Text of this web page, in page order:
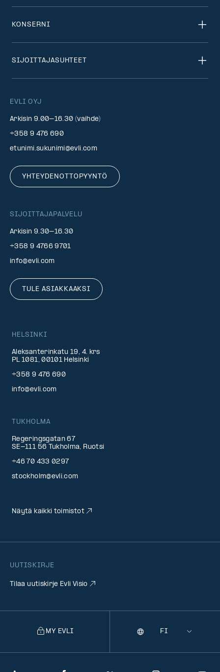
EVLI OYJ
Arkisin 9.00–16.30 (vaihde)
+358 9 476 690
etunimi.sukunimi@evli.com
YHTEYDENOTTOPYYNTÖ
SIJOITTAJAPALVELU
Arkisin 9.30–16.30
+358 9 4766 9701
info@evli.com
TULE ASIAKKAAKSI
KONSERNI
SIJOITTAJASUHTEET
UUTISKIRJE
Tilaa uutiskirje Evli Visio
HELSINKI
Aleksanterinkatu 19, 4. krs
PL 1081, 00101 Helsinki
+358 9 476 690
info@evli.com
TUKHOLMA
Regeringsgatan 67
SE-111 56 Tukholma, Ruotsi
+46 70 433 0297
stockholm@evli.com
Näytä kaikki toimistot
MY EVLI
Selecting
Kieli